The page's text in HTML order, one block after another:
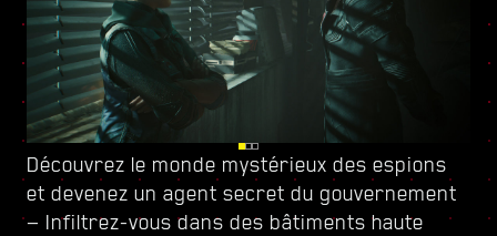
Découvrez le monde mystérieux des espions
et devenez un agent secret du gouvernement
— Infiltrez-vous dans des bâtiments haute
Surveillez vos arrières à Dogtown, une ville
parallèle en ruines contrôlée par
une milice à la gâchette facile. Ses structures
Augmentez votre puissance grâce à
un nouvel arbre de compétenceset forgez-
vous un style de jeu unique — Mettez à profit